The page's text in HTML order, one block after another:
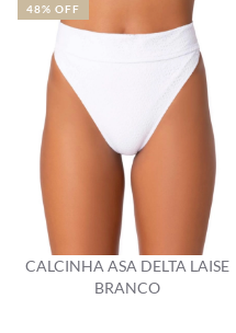
CALCINHA ASA DELTA LAISE
BRANCO
48% OFF